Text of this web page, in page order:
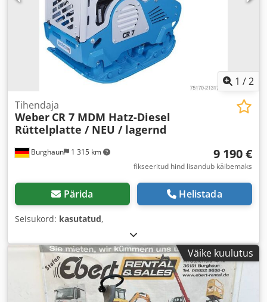
1 /2
Burghaun 1 315 km
Tihendaja
Weber CR 7 MDM Hatz-Diesel
Rüttelplatte / NEU / lagernd
9 190 €
fikseeritud hind lisandub käibemaks
Pärida Helistada
Seisukord: kasutatud,
Väike kuulutus